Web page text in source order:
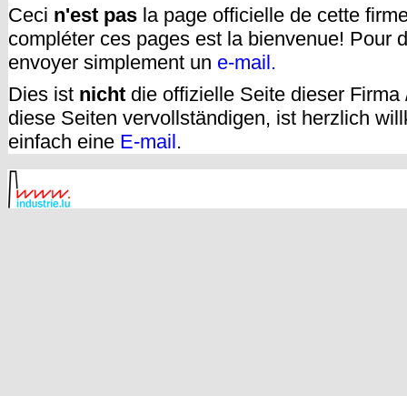
Ceci n'est pas la page officielle de cette
compléter ces pages est la bienvenue! Pour
envoyer simplement un e-mail.
Dies ist nicht die offizielle Seite dieser
diese Seiten vervollständigen, ist herzlich
einfach eine E-mail .